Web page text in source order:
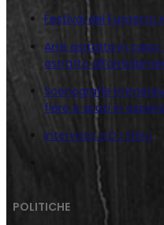
Festival del Fumetto
Arte astratta in
astratto
Scenografie
fiere e spazi in
Intervista a DJ Shiru
POLITICHE